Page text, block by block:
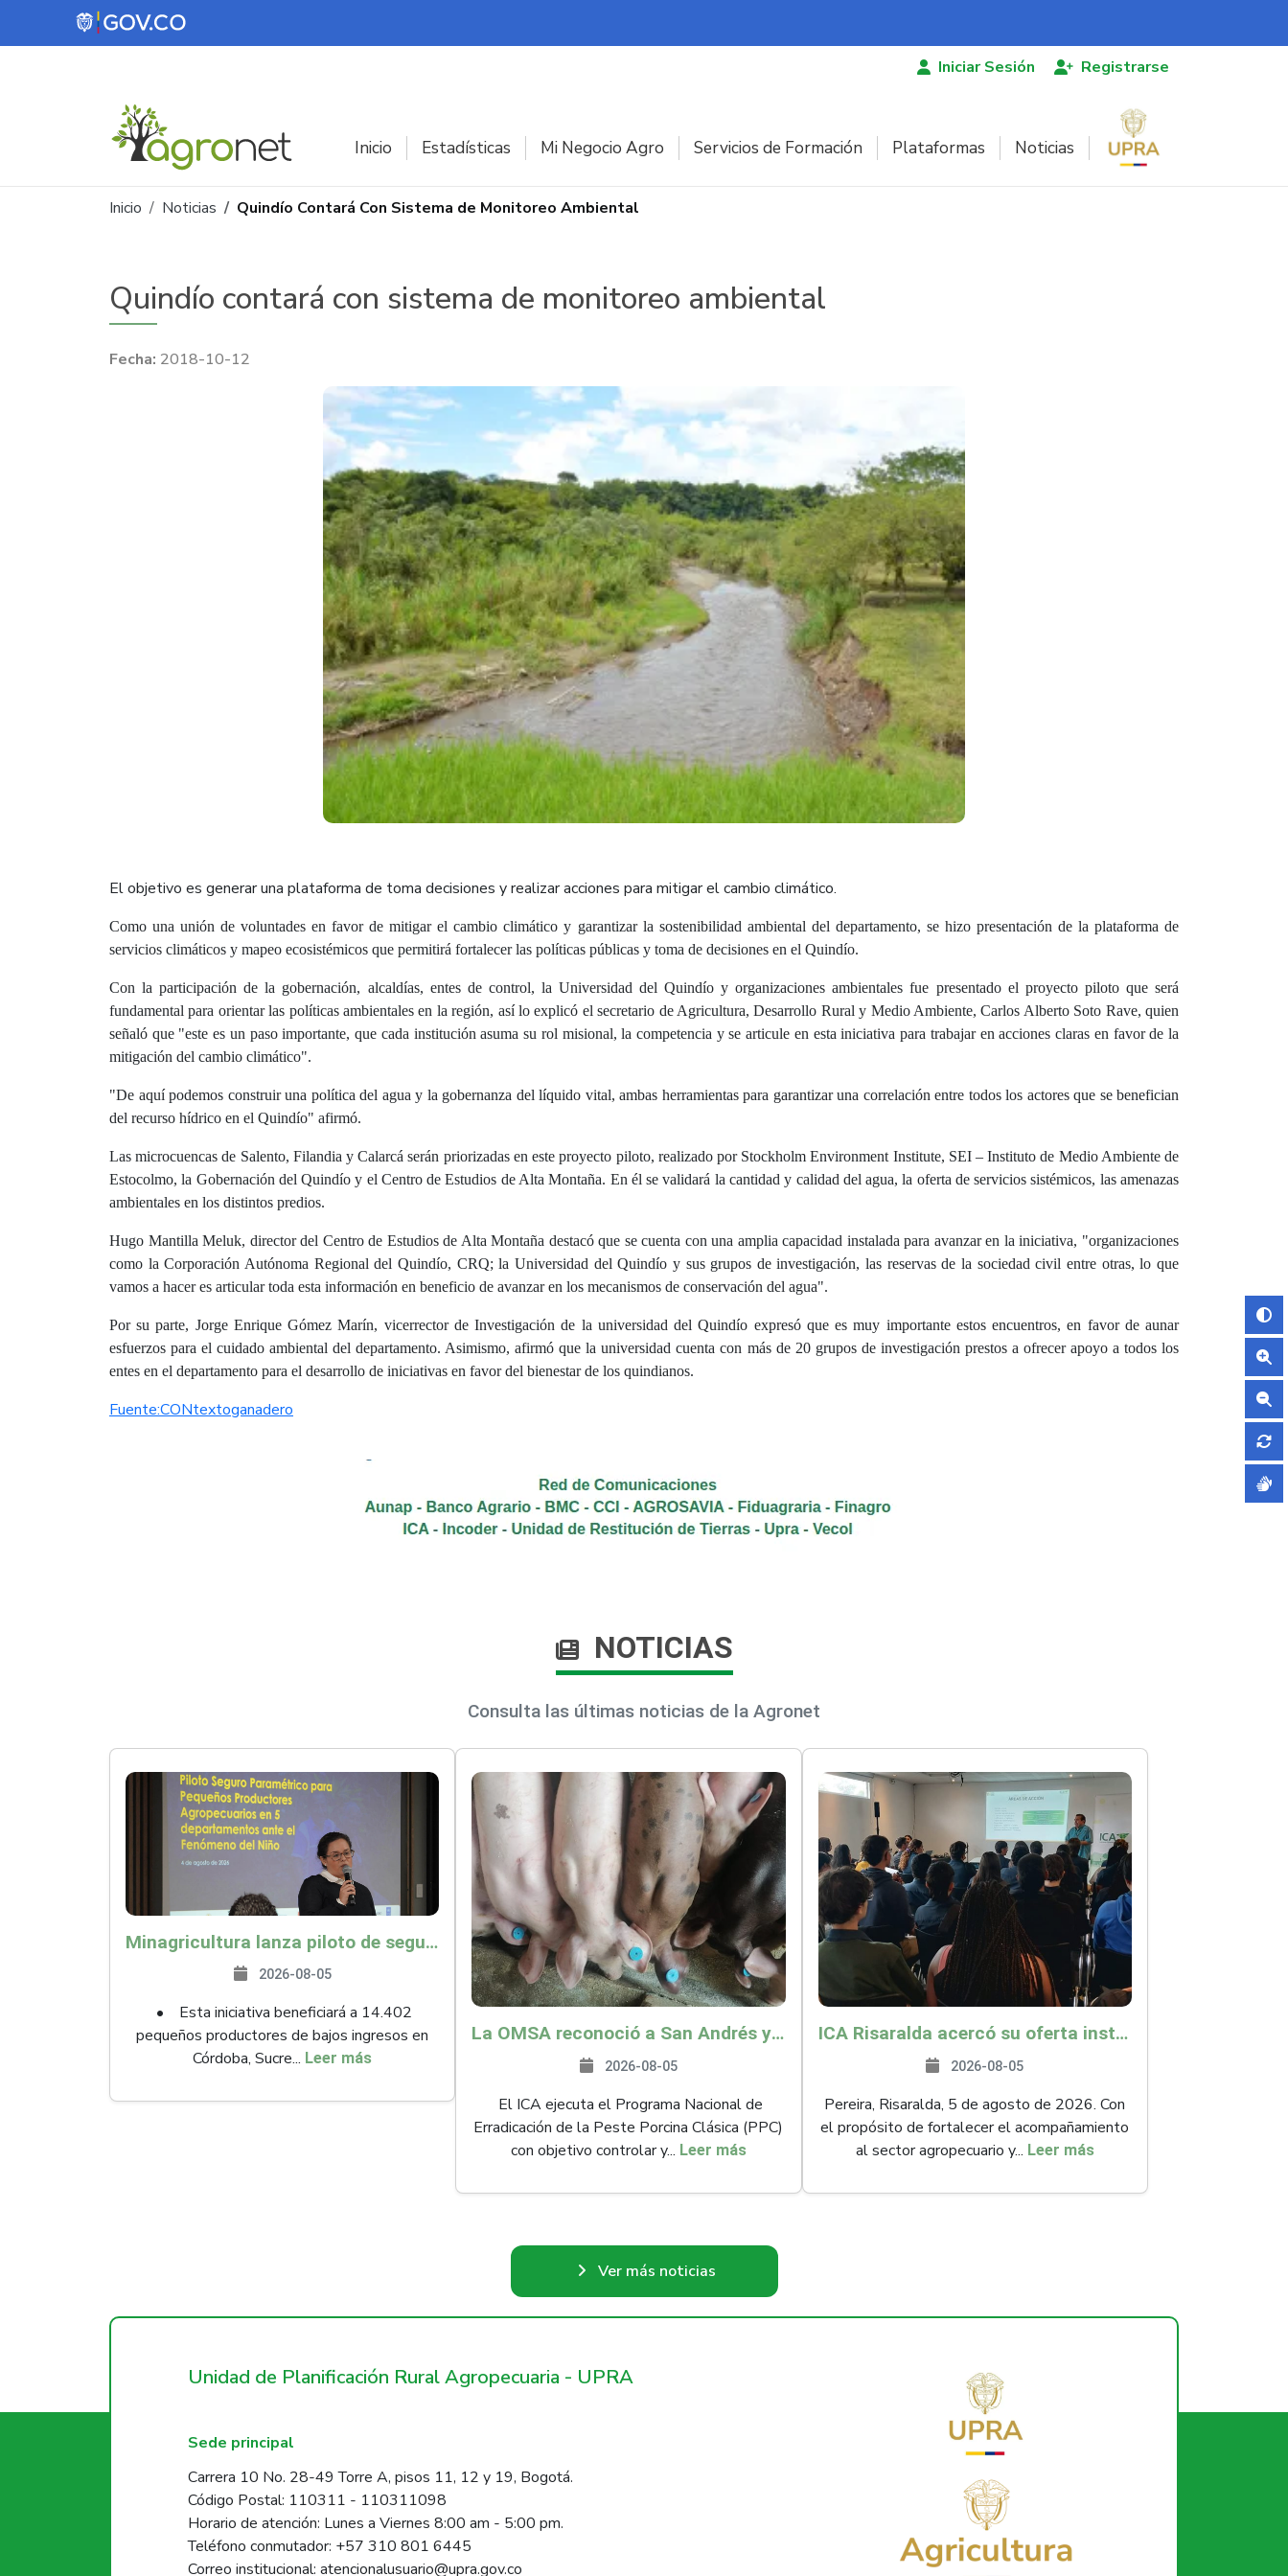
Pasar al contenido principal
Iniciar Sesión Registrarse
Inicio Estadísticas Mi Negocio Agro Servicios de Formación Plataformas Noticias
Ruta de navegación
Inicio Noticias Quindío Contará Con Sistema de Monitoreo Ambiental
Quindío contará con sistema de monitoreo ambiental
2018-10-12
El objetivo es generar una plataforma de toma decisiones y realizar acciones para mitigar el cambio climático.
Como una unión de voluntades en favor de mitigar el cambio climático y garantizar la sostenibilidad ambiental del departamento, se hizo presentación de la plataforma de
servicios climáticos y mapeo ecosistémicos que permitirá fortalecer las políticas públicas y toma de decisiones en el Quindío.
Con la participación de la gobernación, alcaldías, entes de control, la Universidad del Quindío y organizaciones ambientales fue presentado el proyecto piloto que será
fundamental para orientar las políticas ambientales en la región, así lo explicó elsecretario de Agricultura, Desarrollo Rural y Medio Ambiente, Carlos Alberto Soto Rave, quien
señaló que "este es un paso importante, que cada institución asuma su rol misional, la competencia y se articule en esta iniciativa para trabajar en acciones claras en favor de la
mitigación del cambio climático".
"De aquí podemos construir una política del agua y la gobernanza del líquido vital, ambas herramientas para garantizar una correlación entre todos los actores que se benefician
del recurso hídrico en el Quindío" afirmó.
Las microcuencas de Salento, Filandia y Calarcá serán priorizadas en este proyecto piloto, realizado por Stockholm Environment Institute, SEI – Instituto de Medio Ambiente de
Estocolmo, la Gobernación del Quindío y el Centro de Estudios de Alta Montaña. En él se validará la cantidad y calidad del agua, la oferta de servicios sistémicos, las amenazas
ambientales en los distintos predios.
Hugo Mantilla Meluk, director del Centro de Estudios de Alta Montaña destacó que se cuenta con una amplia capacidad instalada para avanzar en la iniciativa, "organizaciones
como la Corporación Autónoma Regional del Quindío, CRQ; la Universidad del Quindío y sus grupos de investigación, las reservas de la sociedad civil entre otras, lo que
vamos a hacer es articular toda esta información en beneficio de avanzar en los mecanismos de conservación del agua".
Por su parte, Jorge Enrique Gómez Marín, vicerrector de Investigación de la universidad del Quindío expresó que es muy importante estos encuentros, en favor de aunar
esfuerzos para el cuidado ambiental del departamento. Asimismo, afirmó que la universidad cuenta con más de 20 grupos de investigación prestos a ofrecer apoyo a todos los
entes en el departamento para el desarrollo de iniciativas en favor del bienestar de los quindianos.
Fuente:CONtextoganadero​
NOTICIAS
Consulta las últimas noticias de la Agronet
Minagricultura lanza piloto de seguro agropecuario por $9.625 millones para proteger a más de 14.000 pequeños productores contra riesgos del Fenómeno de El Niño
2026-08-05
• Esta iniciativa beneficiará a 14.402
pequeños productores de bajos ingresos en
Córdoba, Sucre... Leer más
La OMSA reconoció a San Andrés y Providencia como zona libre de Peste Porcina Clásica (PPC)
2026-08-05
El ICA ejecuta el Programa Nacional de
Erradicación de la Peste Porcina Clásica (PPC)
con objetivo controlar y... Leer más
ICA Risaralda acercó su oferta institucional a productores y emprendedores en Expocamello
2026-08-05
Pereira, Risaralda, 5 de agosto de 2026. Con
el propósito de fortalecer el acompañamiento
al sector agropecuario y... Leer más
Ver más noticias
Unidad de Planificación Rural Agropecuaria - UPRA
Sede principal
Carrera 10 No. 28-49 Torre A, pisos 11, 12 y 19, Bogotá.
Código Postal: 110311 - 110311098
Horario de atención: Lunes a Viernes 8:00 am - 5:00 pm.
Teléfono conmutador: +57 310 801 6445
Correo institucional: atencionalusuario@upra.gov.co